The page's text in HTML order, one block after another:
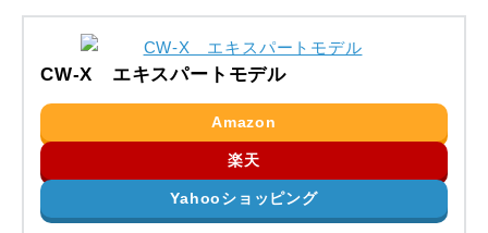
CW-X エキスパートモデル
Amazon
楽天
Yahooショッピング